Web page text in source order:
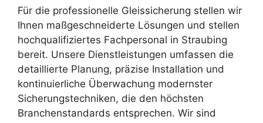
Für die professionelle Gleissicherung stellen wir
Ihnen maßgeschneiderte Lösungen und stellen
hochqualifiziertes Fachpersonal in Straubing
bereit. Unsere Dienstleistungen umfassen die
detaillierte Planung, präzise Installation und
kontinuierliche Überwachung modernster
Sicherungstechniken, die den höchsten
Branchenstandards entsprechen. Wir sind